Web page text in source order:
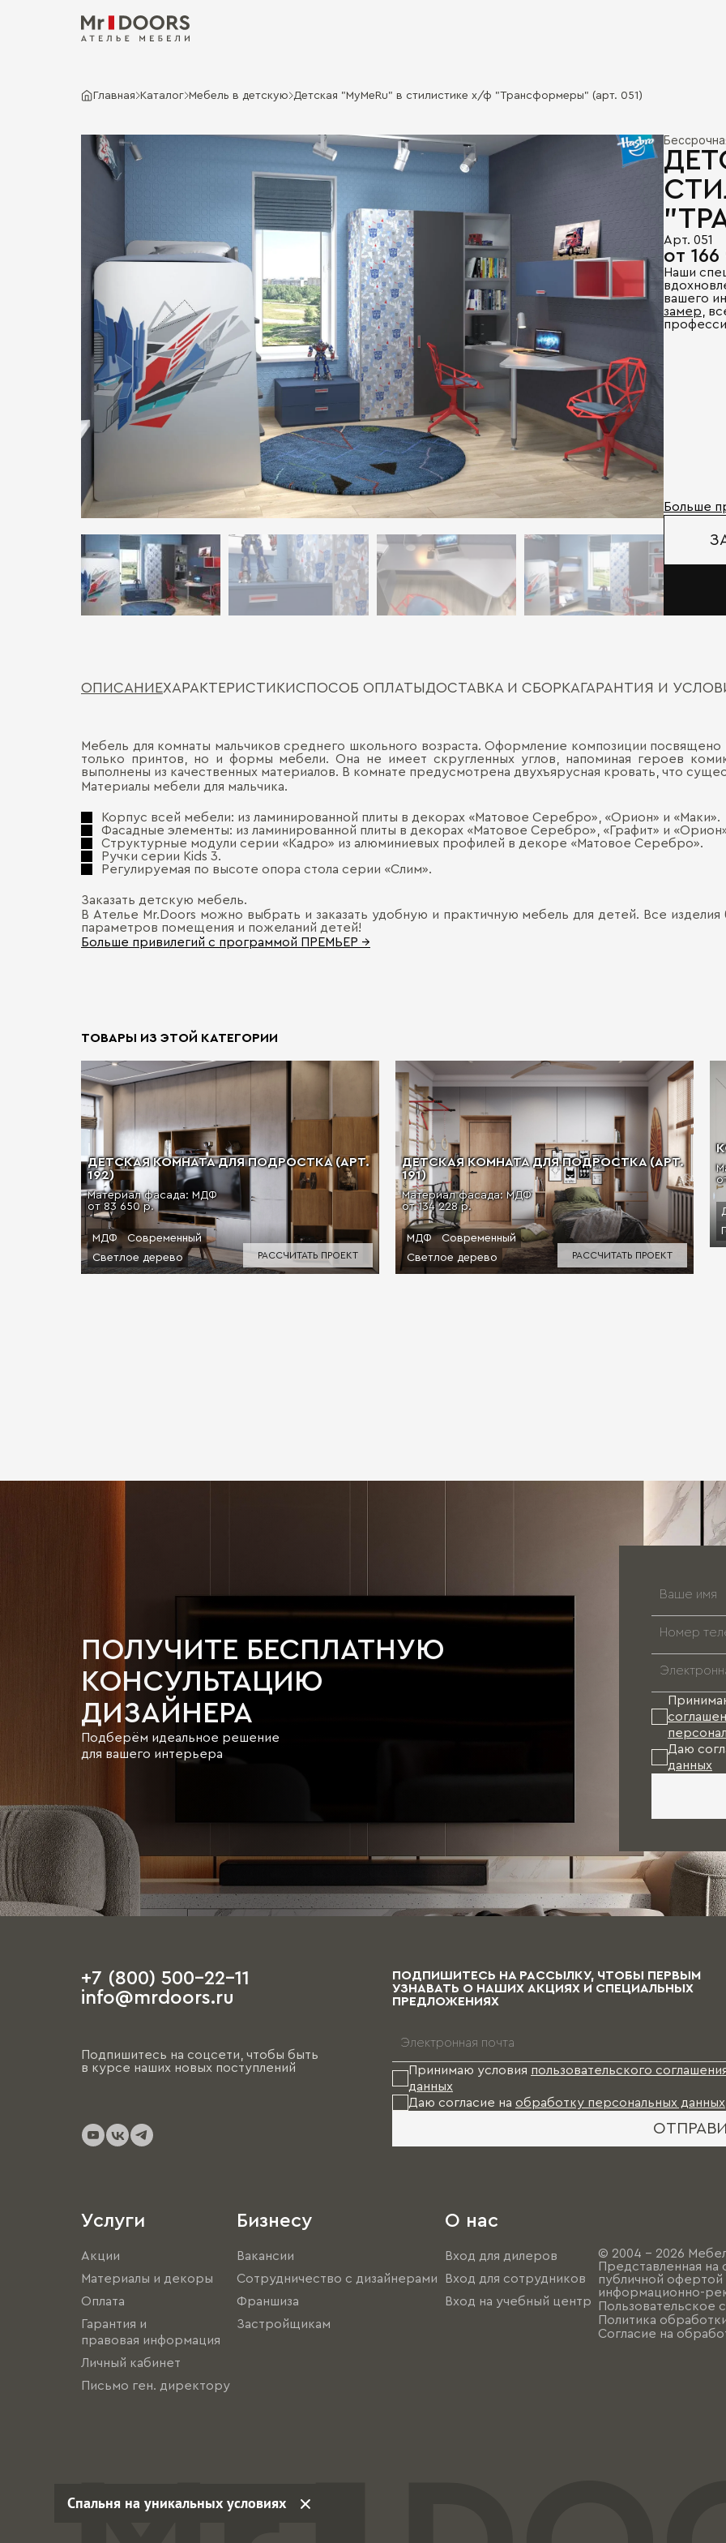
Главная Каталог Мебель в детскую Детская "MyMeRu" в стилистике х/ф "Трансформеры" (арт. 051)
Арт. 051
от
Наши
вашего
замер ,
Больше
ОПИСАНИЕХАРАКТЕРИСТИКИСПОСОБ ОПЛАТЫДОСТАВКА И СБОРКАГАРАНТИЯ И
Мебель для комнаты мальчиков среднего школьного возраста. Оформление композиции
только принтов, но и формы мебели. Она не имеет скругленных углов, напоминая героев
выполнены из качественных материалов. В комнате предусмотрена двухъярусная кровать, что
Материалы мебели для мальчика.
Корпус всей мебели: из ламинированной плиты в декорах «Матовое Серебро», «Орион» и «Маки».
Фасадные элементы: из ламинированной плиты в декорах «Матовое Серебро», «Графит» и
Структурные модули серии «Кадро» из алюминиевых профилей в декоре «Матовое Серебро».
Ручки серии Kids 3.
Регулируемая по высоте опора стола серии «Слим».
Заказать детскую мебель.
В Ателье Mr.Doors можно выбрать и заказать удобную и практичную мебель для детей. Все изделия
параметров помещения и пожеланий детей!
Больше привилегий с программой ПРЕМЬЕР →
ТОВАРЫ ИЗ ЭТОЙ КАТЕГОРИИ
ДЕТСКАЯ КОМНАТА ДЛЯ ПОДРОСТКА (АРТ.
192)
Материал фасада: МДФ
от 83 650 р.
МДФ
Современный
Светлое дерево
РАССЧИТАТЬ ПРОЕКТ
ДЕТСКАЯ КОМНАТА ДЛЯ ПОДРОСТКА (АРТ.
191)
Материал фасада: МДФ
от 134 228 р.
МДФ
Современный
Светлое дерево
РАССЧИТАТЬ ПРОЕКТ
ПОЛУЧИТЕ БЕСПЛАТНУЮ
КОНСУЛЬТАЦИЮ
ДИЗАЙНЕРА
Подберём идеальное решение
для вашего интерьера
Даю
данных
+7 (800) 500-22-11
info@mrdoors.ru
Подпишитесь на соцсети, чтобы быть
в курсе наших новых поступлений
ПОДПИШИТЕСЬ НА РАССЫЛКУ, ЧТОБЫ ПЕРВЫМ
УЗНАВАТЬ О НАШИХ АКЦИЯХ И СПЕЦИАЛЬНЫХ
ПРЕДЛОЖЕНИЯХ
Принимаю условия пользовательского
данных
Даю согласие на обработку персональных данных
Услуги
Акции
Материалы и декоры
Оплата
Гарантия и
правовая информация
Личный кабинет
Письмо ген. директору
Бизнесу
Вакансии
Сотрудничество с дизайнерами
Франшиза
Застройщикам
О нас
Вход для дилеров
Вход для сотрудников
Вход на учебный центр
© 2004 - 2026
Представленная на
публичной офертой
информационно-
Пользовательское
Политика
Согласие на
Спальня на уникальных условиях